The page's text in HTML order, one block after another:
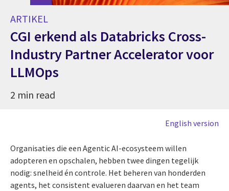
ARTIKEL
CGI erkend als Databricks Cross-
Industry Partner Accelerator voor
LLMOps
2 min read
English version
Organisaties die een Agentic AI-ecosysteem willen
adopteren en opschalen, hebben twee dingen tegelijk
nodig: snelheid én controle. Het beheren van honderden
agents, het consistent evalueren daarvan en het team